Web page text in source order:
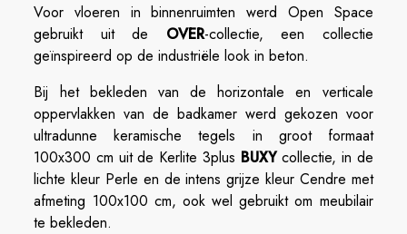
Voor vloeren in binnenruimten werd Open Space
gebruikt uit de OVER-collectie, een collectie
geïnspireerd op de industriële look in beton.
Bij het bekleden van de horizontale en verticale
oppervlakken van de badkamer werd gekozen voor
ultradunne keramische tegels in groot formaat
100x300 cm uit de Kerlite 3plus BUXYcollectie, in de
lichte kleur Perle en de intens grijze kleur Cendre met
afmeting 100x100 cm, ook wel gebruikt om meubilair
te bekleden.